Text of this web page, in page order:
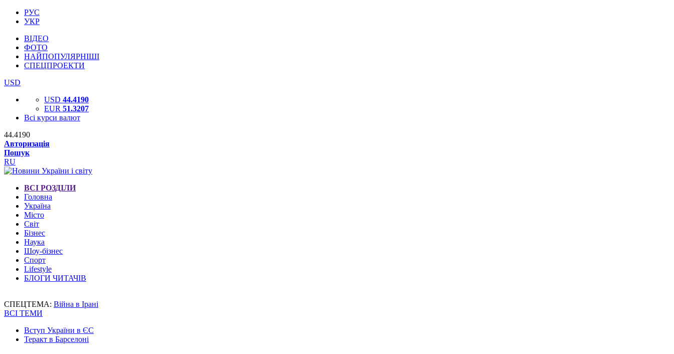
РУС
УКР
ВІДЕО
ФОТО
НАЙПОПУЛЯРНІШІ
СПЕЦПРОЕКТИ
USD
USD 44.4190
EUR 51.3207
Всі курси валют
44.4190
Авторизація
Пошук
RU
ВСІ РОЗДІЛИ
Головна
Україна
Місто
Світ
Бізнес
Наука
Шоу-бізнес
Спорт
Lifestyle
БЛОГИ ЧИТАЧІВ
СПЕЦТЕМА: Війна в Ірані
ВСІ ТЕМИ
Вступ України в ЄС
Теракт в Барселоні